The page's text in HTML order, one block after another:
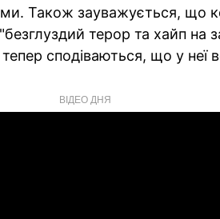
Також зауважується, що
терор та хайп на
сподіваються, що у неї
ВІДЕО ДНЯ